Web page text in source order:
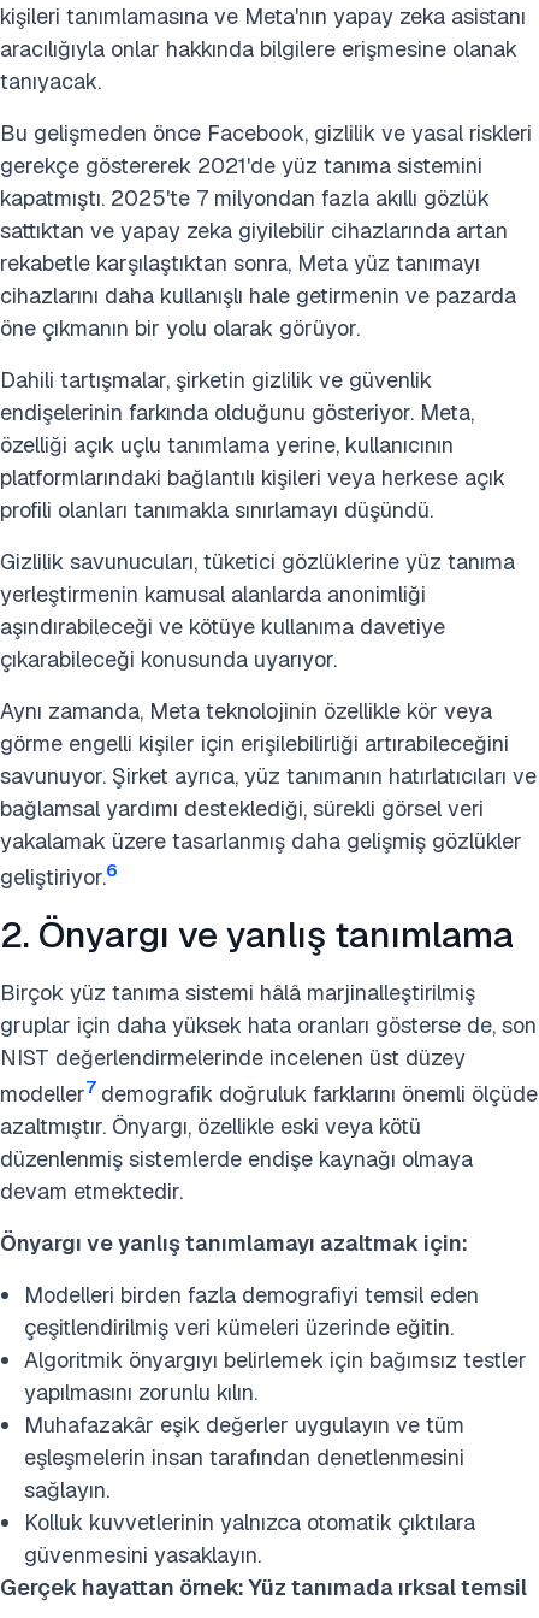
kişileri tanımlamasına ve Meta'nın yapay zeka asistanı
aracılığıyla onlar hakkında bilgilere erişmesine olanak
tanıyacak.
Bu gelişmeden önce Facebook, gizlilik ve yasal riskleri
gerekçe göstererek 2021'de yüz tanıma sistemini
kapatmıştı. 2025'te 7 milyondan fazla akıllı gözlük
sattıktan ve yapay zeka giyilebilir cihazlarında artan
rekabetle karşılaştıktan sonra, Meta yüz tanımayı
cihazlarını daha kullanışlı hale getirmenin ve pazarda
öne çıkmanın bir yolu olarak görüyor.
Dahili tartışmalar, şirketin gizlilik ve güvenlik
endişelerinin farkında olduğunu gösteriyor. Meta,
özelliği açık uçlu tanımlama yerine, kullanıcının
platformlarındaki bağlantılı kişileri veya herkese açık
profili olanları tanımakla sınırlamayı düşündü.
Gizlilik savunucuları, tüketici gözlüklerine yüz tanıma
yerleştirmenin kamusal alanlarda anonimliği
aşındırabileceği ve kötüye kullanıma davetiye
çıkarabileceği konusunda uyarıyor.
Aynı zamanda, Meta teknolojinin özellikle kör veya
görme engelli kişiler için erişilebilirliği artırabileceğini
savunuyor. Şirket ayrıca, yüz tanımanın hatırlatıcıları ve
bağlamsal yardımı desteklediği, sürekli görsel veri
yakalamak üzere tasarlanmış daha gelişmiş gözlükler
geliştiriyor.6
2. Önyargı ve yanlış tanımlama
Birçok yüz tanıma sistemi hâlâ marjinalleştirilmiş
gruplar için daha yüksek hata oranları gösterse de, son
NIST değerlendirmelerinde incelenen üst düzey
modeller7 demografik doğruluk farklarını önemli ölçüde
azaltmıştır. Önyargı, özellikle eski veya kötü
düzenlenmiş sistemlerde endişe kaynağı olmaya
devam etmektedir.
Önyargı ve yanlış tanımlamayı azaltmak için:
Modelleri birden fazla demografiyi temsil eden
çeşitlendirilmiş veri kümeleri üzerinde eğitin.
Algoritmik önyargıyı belirlemek için bağımsız testler
yapılmasını zorunlu kılın.
Muhafazakâr eşik değerler uygulayın ve tüm
eşleşmelerin insan tarafından denetlenmesini
sağlayın.
Kolluk kuvvetlerinin yalnızca otomatik çıktılara
güvenmesini yasaklayın.
Gerçek hayattan örnek: Yüz tanımada ırksal temsil